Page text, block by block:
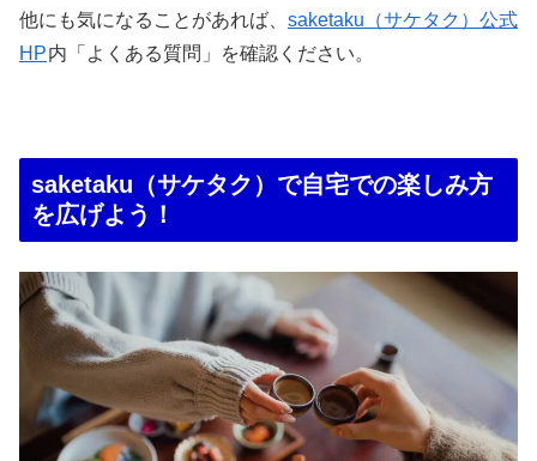
他にも気になることがあれば、 saketaku（サケタク）公式
HP内「よくある質問」を確認ください。
saketaku（サケタク）で自宅での楽しみ方
を広げよう！